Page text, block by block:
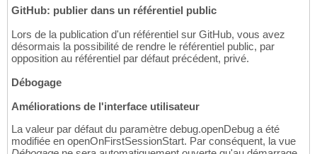
GitHub: publier dans un référentiel public
Lors de la publication d'un référentiel sur GitHub, vous avez
désormais la possibilité de rendre le référentiel public, par
opposition au référentiel par défaut précédent, privé.
Débogage
Améliorations de l'interface utilisateur
La valeur par défaut du paramètre debug.openDebug a été
modifiée en openOnFirstSessionStart. Par conséquent, la vue